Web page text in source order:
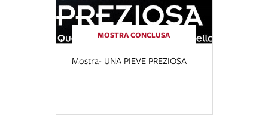
MOSTRA CONCLUSA
Mostra- UNA PIEVE PREZIOSA